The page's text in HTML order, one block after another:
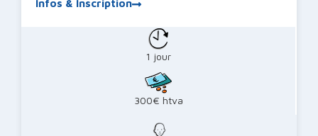
Infos & Inscription
1 jour
300€ htva